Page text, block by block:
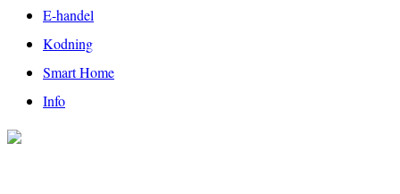
E-handel
Kodning
Smart Home
Info